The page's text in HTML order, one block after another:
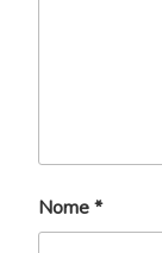
Nome*